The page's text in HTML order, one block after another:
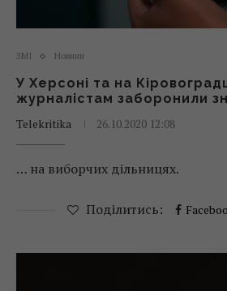
ЗМІ Новини
У Херсоні та на
журналістам заборонили
Telekritika
26.10.2020 12:08
… на виборчих дільницях.
Поділитись: